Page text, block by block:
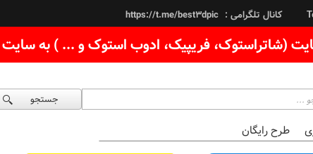
کانال تلگرامی : https://t.me/best3dpic
(شاتراستوک، فریپیک، ادوب استوک و ... ) به سایت
جستجو
طرح رایگان